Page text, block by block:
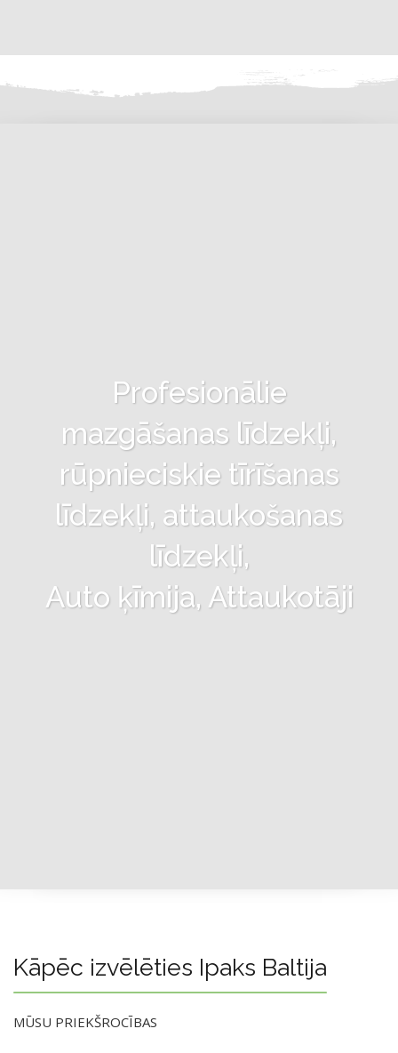
Profesionālie
mazgāšanas līdzekļi,
rūpnieciskie tīrīšanas
līdzekļi, attaukošanas
līdzekļi,
Auto ķīmija, Attaukotāji
Kāpēc izvēlēties Ipaks Baltija
MŪSU PRIEKŠROCĪBAS